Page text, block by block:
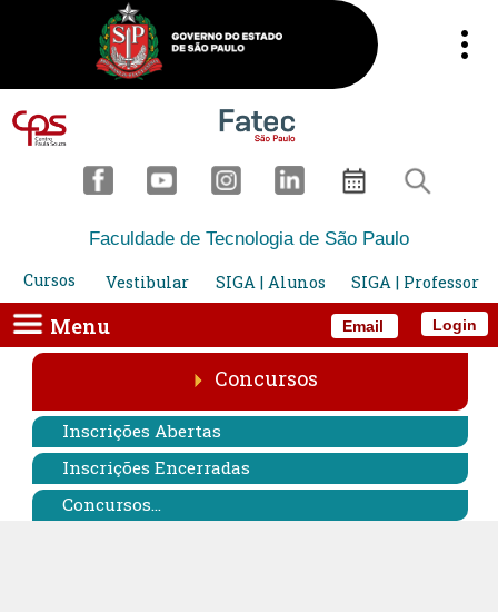
Email
Faculdade de Tecnologia de São Paulo
Cursos
Vestibular SIGA | Alunos SIGA | Professor
Menu Login
Concursos
Inscrições Abertas
Inscrições Encerradas
Concursos...